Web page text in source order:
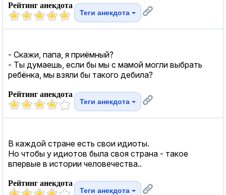
Рейтинг анекдота
Теги анекдота
- Скажи, папа, я приёмный?
- Ты думаешь, если бы мы с мамой могли выбрать
ребёнка, мы взяли бы такого дебила?
Рейтинг анекдота
Теги анекдота
В каждой стране есть свои идиоты.
Но чтобы у идиотов была своя страна - такое
впервые в истории человечества..
Рейтинг анекдота
Теги анекдота